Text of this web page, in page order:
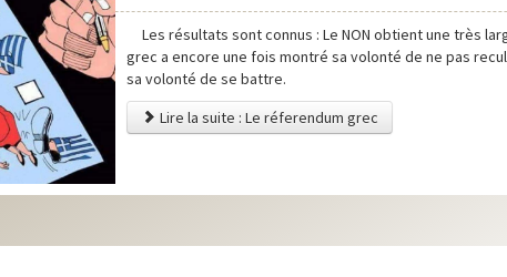
Les résultats sont connus : Le NON obtient une très
grec a encore une fois montré sa volonté de ne pas
sa volonté de se battre.
Lire la suite : Le réferendum grec